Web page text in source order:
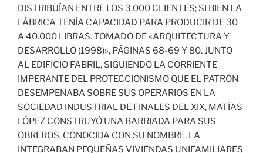
DISTRIBUÍAN ENTRE LOS 3.000 CLIENTES; SI BIEN LA
FÁBRICA TENÍA CAPACIDAD PARA PRODUCIR DE 30
A 40.000 LIBRAS. TOMADO DE «ARQUITECTURA Y
DESARROLLO (1998)», PÁGINAS 68-69 Y 80. JUNTO
AL EDIFICIO FABRIL, SIGUIENDO LA CORRIENTE
IMPERANTE DEL PROTECCIONISMO QUE EL PATRÓN
DESEMPEÑABA SOBRE SUS OPERARIOS EN LA
SOCIEDAD INDUSTRIAL DE FINALES DEL XIX, MATÍAS
LÓPEZ CONSTRUYÓ UNA BARRIADA PARA SUS
OBREROS, CONOCIDA CON SU NOMBRE. LA
INTEGRABAN PEQUEÑAS VIVIENDAS UNIFAMILIARES